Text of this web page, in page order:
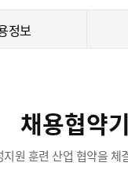
정보
채용협약
원 훈련 산업 협약을